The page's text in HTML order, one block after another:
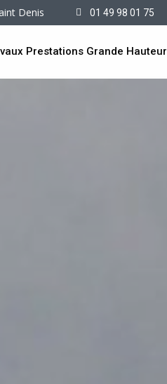
Denis 01 49 98 01 75
Prestations Grande Hauteur